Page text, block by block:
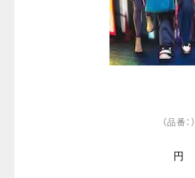
（品番：）
円